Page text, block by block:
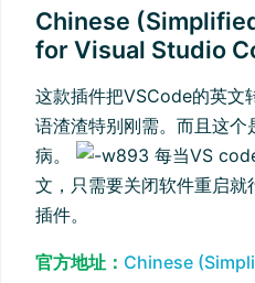
Chinese
for Visual Studio
这款插件把VSCode的英文
语渣渣特别刚需。而且这
病。
每当VS
文，只需要关闭软件重启
插件。
官方地址： Chinese